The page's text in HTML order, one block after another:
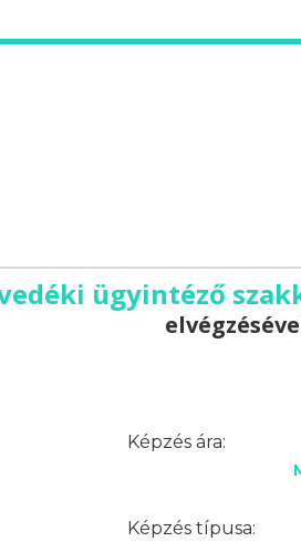
ügyintéző
Képzés ára:
Képzés típusa: